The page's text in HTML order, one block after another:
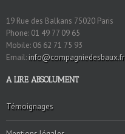
19 Rue des Balkans 75020 Paris
Phone: 01 49 77 09 65
Mobile: 06 62 71 75 93
Email: info@compagniedesbaux.fr
A LIRE ABSOLUMENT
Témoignages